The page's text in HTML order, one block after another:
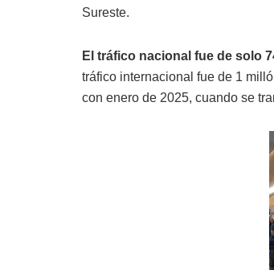
Sureste.
El tráfico nacional fue de solo
tráfico internacional fue de 1
con enero de 2025, cuando se